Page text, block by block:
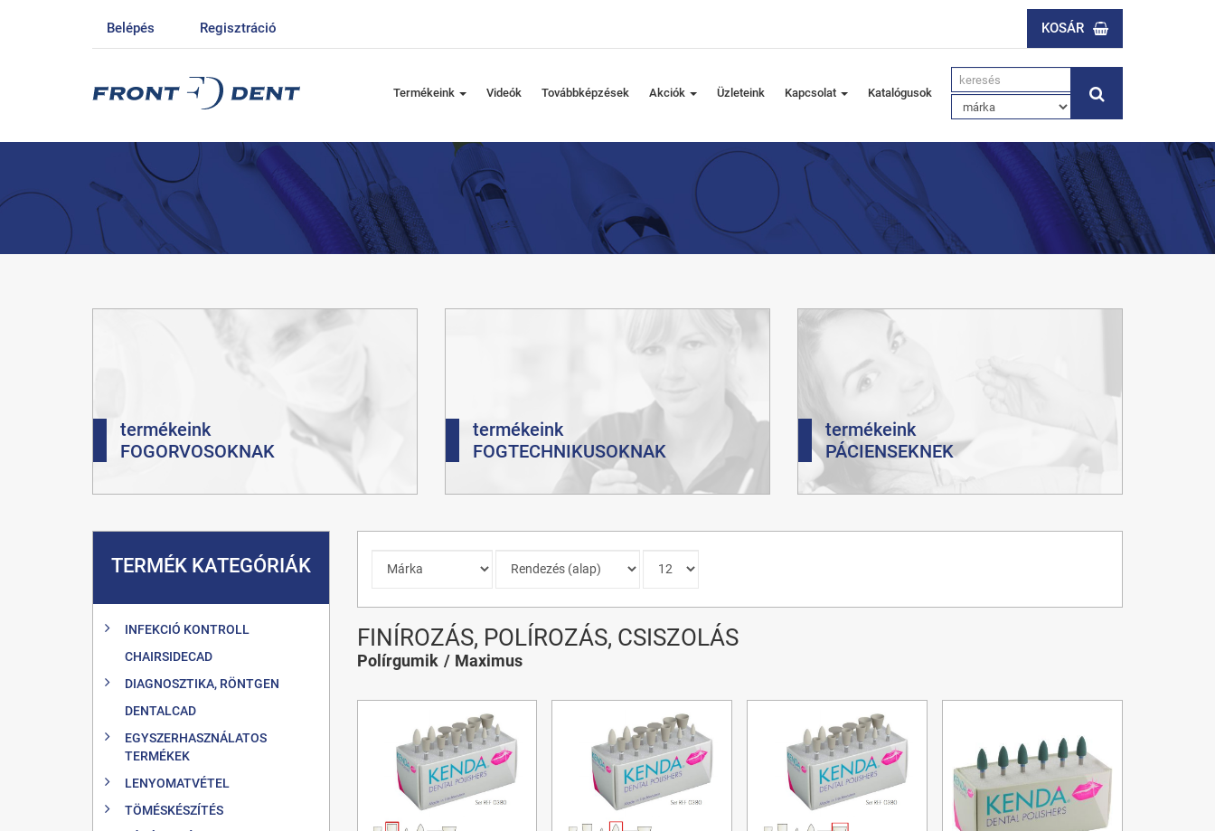
Belépés Regisztráció KOSÁR
Termékeink Videók Továbbképzések Akciók Üzleteink Kapcsolat Katalógusok
termékeink
FOGORVOSOKNAK
termékeink
FOGTECHNIKUSOKNAK
termékeink
PÁCIENSEKNEK
TERMÉK KATEGÓRIÁK
INFEKCIÓ KONTROLL
CHAIRSIDECAD
DIAGNOSZTIKA, RÖNTGEN
DENTALCAD
EGYSZERHASZNÁLATOS
TERMÉKEK
LENYOMATVÉTEL
TÖMÉSKÉSZÍTÉS
FINÍROZÁS, POLÍROZÁS, CSISZOLÁS
Polírgumik Maximus